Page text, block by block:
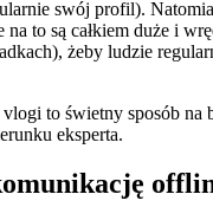
swój profil).
na to są całkiem duże i
żeby ludzie
to świetny sposób na
eksperta.